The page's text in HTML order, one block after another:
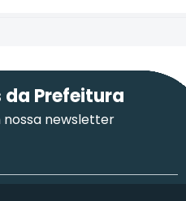
Prefeitura
newsletter